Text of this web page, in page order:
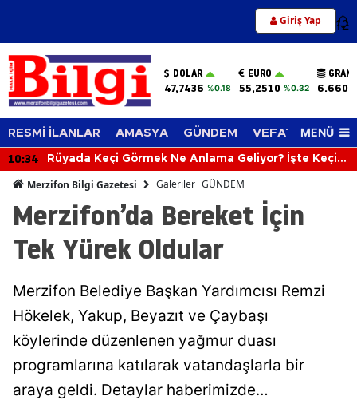
Giriş Yap 12
DOLAR
47,7436 %0.18
EURO
55,2510 %0.32
RESMİ İLANLAR AMASYA GÜNDEM VEFAT EDENLER
MENÜ
10:34
Rüyada Keçi Görmek Ne Anlama Geliyor? İşte Keçi
Merzifon Bilgi Gazetesi Galeriler GÜNDEM
Merzifon’da Bereket İçin
Tek Yürek Oldular
Merzifon Belediye Başkan Yardımcısı Remzi
Hökelek, Yakup, Beyazıt ve Çaybaşı
köylerinde düzenlenen yağmur duası
programlarına katılarak vatandaşlarla bir
araya geldi. Detaylar haberimizde…